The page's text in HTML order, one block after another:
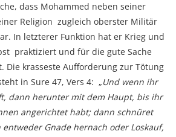
dass Mohammed neben seiner
Religion zugleich oberster Militär
In letzterer Funktion hat er Krieg und
praktiziert und für die gute Sache
Die krasseste Aufforderung zur Tötung
in Sure 47, Vers 4: „Und wenn ihr
dann herunter mit dem Haupt, bis ihr
angerichtet habt; dann schnüret
Gnade hernach oder Loskauf,